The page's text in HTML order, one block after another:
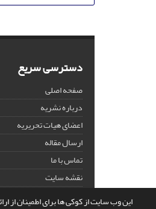
این وب سایت از کوکی ها برای اطمینان از
دسترسی سریع
صفحه اصلی
درباره نشریه
اعضای هیات تحریریه
ارسال مقاله
تماس با ما
نقشه سایت